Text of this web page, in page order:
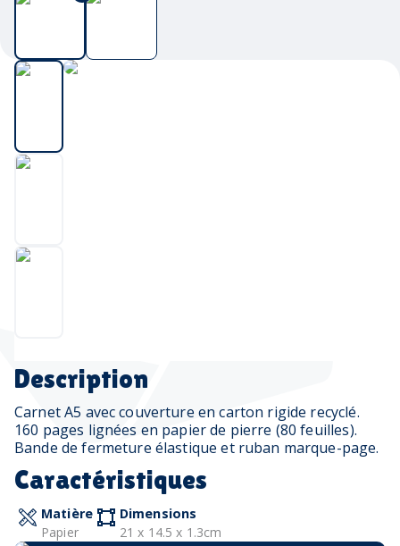
Description
Carnet A5 avec couverture en carton rigide recyclé.
160 pages lignées en papier de pierre (80 feuilles).
Bande de fermeture élastique et ruban marque-page.
Caractéristiques
Matière
Papier
Dimensions
21 x 14.5 x 1.3cm